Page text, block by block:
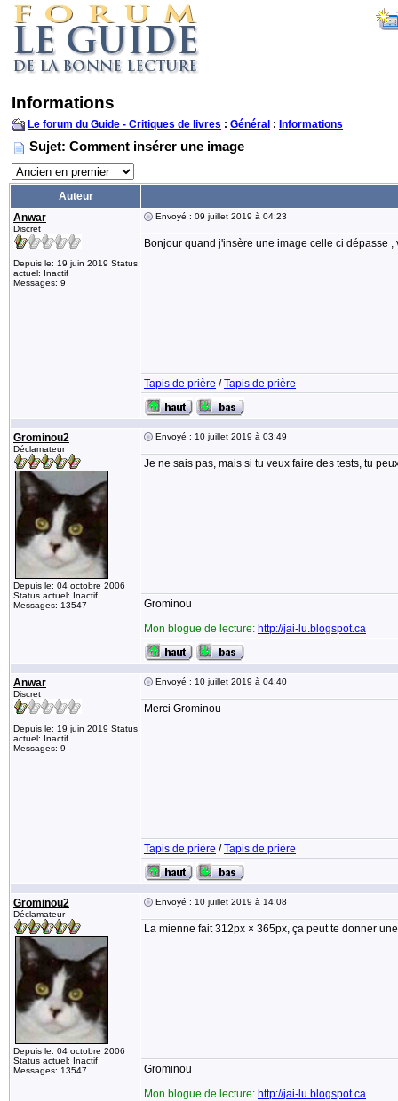
Informations
Le forum du Guide - Critiques de livres : Général : Informations
Sujet: Comment insérer une image
Auteur
Anwar
Discret
Depuis le: 19 juin 2019 Status
actuel: Inactif
Messages: 9
Envoyé : 09 juillet 2019 à 04:23
Bonjour quand j'insère une image celle ci dépasse
Tapis de prière /Tapis de prière
Grominou2
Déclamateur
Depuis le: 04 octobre 2006
Status actuel: Inactif
Messages: 13547
Envoyé : 10 juillet 2019 à 03:49
Je ne sais pas, mais si tu veux faire des tests, tu
Grominou
Mon blogue de lecture: http://jai-lu.blogspot.ca
Anwar
Discret
Depuis le: 19 juin 2019 Status
actuel: Inactif
Messages: 9
Envoyé : 10 juillet 2019 à 04:40
Merci Grominou
Tapis de prière /Tapis de prière
Grominou2
Déclamateur
Depuis le: 04 octobre 2006
Status actuel: Inactif
Messages: 13547
Envoyé : 10 juillet 2019 à 14:08
La mienne fait 312px × 365px, ça peut te donner
Grominou
Mon blogue de lecture: http://jai-lu.blogspot.ca